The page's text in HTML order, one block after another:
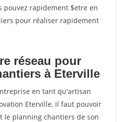
pouvez rapidement $etre en
pour réaliser rapidement
réseau pour
à Eterville
en tant qu'artisan
Eterville, il faut pouvoir
le planning chantiers de son